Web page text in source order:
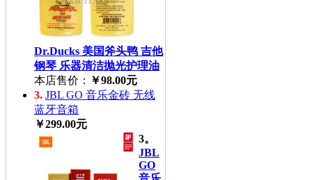
Dr.Ducks 美国斧头鸭 吉他
钢琴 乐器清洁抛光护理油
本店售价： ￥98.00元
3. JBL GO 音乐金砖 无线
蓝牙音箱
￥299.00元
3。
JBL
GO